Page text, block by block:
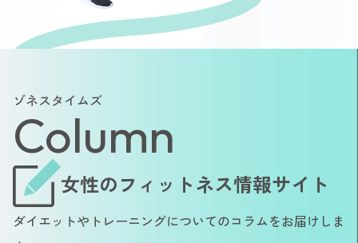
ゾネスタイムズ
Column
女性のフィットネス情報サイト
ダイエットやトレーニングについてのコラムをお届けしま